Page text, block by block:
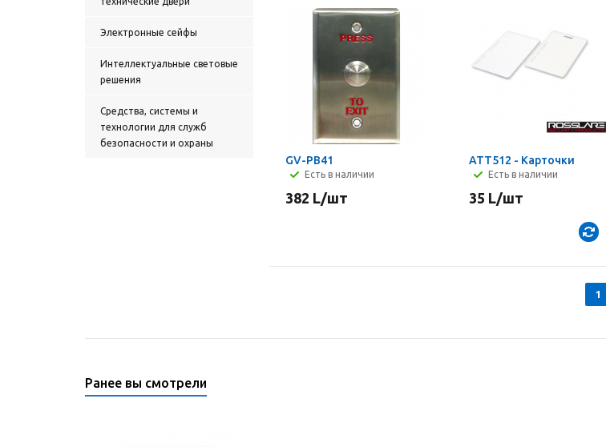
Электронные сейфы
Интеллектуальные световые
решения
Средства, системы и
технологии для служб
безопасности и охраны
GV-PB41
Есть в наличии
382 L/шт
ATT512 - Карточки
Есть в наличии
35 L/шт
1
Ранее вы смотрели